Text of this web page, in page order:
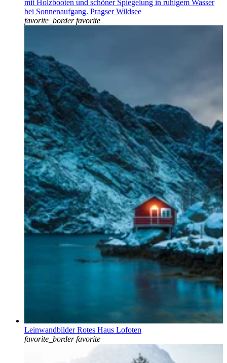
mit Holzbooten und schöner Spiegelung in ruhigem Wasser
bei Sonnenaufgang. Pragser Wildsee
favorite_border favorite
Leinwandbilder Rotes Haus Lofoten
favorite_border favorite